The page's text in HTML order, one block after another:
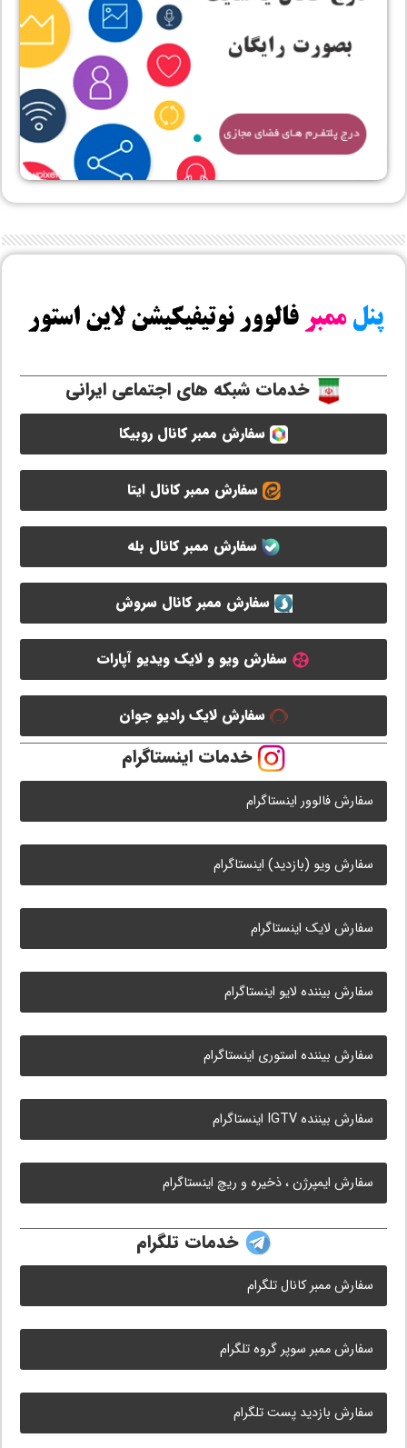
خدمات شبکه های اجتماعی ایرانی
سفارش ممبر کانال روبیکا
سفارش ممبر کانال ایتا
سفارش ممبر کانال بله
سفارش ممبر کانال سروش
سفارش ویو و لایک ویدیو آپارات
سفارش لایک رادیو جوان
خدمات اینستاگرام
سفارش فالوور اینستاگرام
سفارش ویو (بازدید) اینستاگرام
سفارش لایک اینستاگرام
سفارش بیننده لایو اینستاگرام
سفارش بیننده استوری اینستاگرام
سفارش بیننده IGTV اینستاگرام
سفارش ایمپرژن ، ذخیره و ریچ اینستاگرام
خدمات تلگرام
سفارش ممبر کانال تلگرام
سفارش ممبر سوپر گروه تلگرام
سفارش بازدید پست تلگرام